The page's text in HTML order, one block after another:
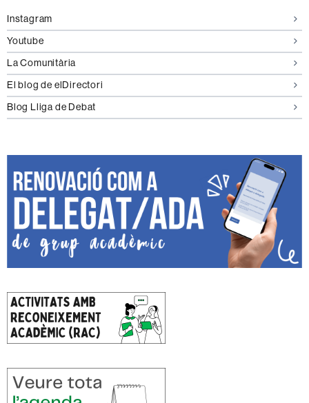
Instagram
Youtube
La Comunitària
El blog de elDirectori
Blog Lliga de Debat